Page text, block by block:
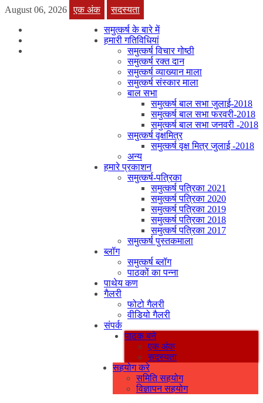
August 06, 2026 एक अंक
सदस्यता
समुत्कर्ष के बारे में
हमारी गतिविधियां
समुत्कर्ष विचार गोष्ठी
समुत्कर्ष रक्त दान
समुत्कर्ष व्याख्यान माला
समुत्कर्ष संस्कार माला
बाल सभा
समुत्कर्ष बाल सभा जुलाई-2018
समुत्कर्ष बाल सभा फरवरी-2018
समुत्कर्ष बाल सभा जनवरी -2018
समुत्कर्ष वृक्षमित्र
समुत्कर्ष वृक्ष मित्र जुलाई -2018
अन्य
हमारे प्रकाशन
समुत्कर्ष-पत्रिका
समुत्कर्ष पत्रिका 2021
समुत्कर्ष पत्रिका 2020
समुत्कर्ष पत्रिका 2019
समुत्कर्ष पत्रिका 2018
समुत्कर्ष पत्रिका 2017
समुत्कर्ष पुस्तकमाला
ब्लॉग
समुत्कर्ष ब्लॉग
पाठकों का पन्ना
पाथेय कण
गैलरी
फोटो गैलरी
वीडियो गैलरी
संपर्क
पाठक बने
एक अंक
सदस्यता
सहयोग करे
समिति सहयोग
विज्ञापन सहयोग